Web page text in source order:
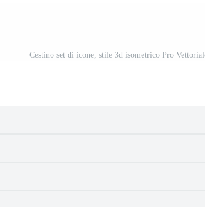
Cestino set di icone, stile 3d isometrico Pro